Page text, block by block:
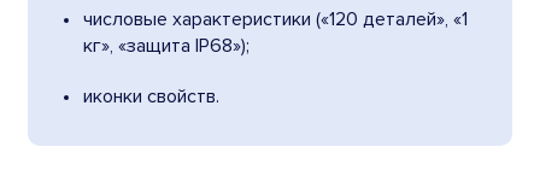
числовые характеристики («120 деталей», «1
кг», «защита IP68»);
иконки свойств.